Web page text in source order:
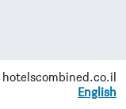
hotelscombined.co.il
English